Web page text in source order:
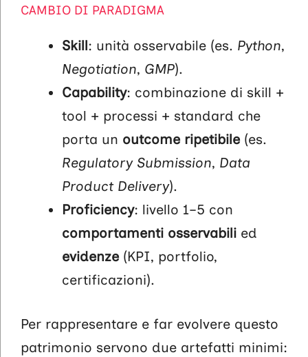
CAMBIO DI PARADIGMA
Skill: unità osservabile (es. Python,
Negotiation, GMP).
Capability: combinazione di skill +
tool + processi + standard che
porta un outcome ripetibile(es.
Regulatory Submission, Data
Product Delivery).
Proficiency: livello 1–5 con
comportamenti osservabili ed
evidenze(KPI, portfolio,
certificazioni).
Per rappresentare e far evolvere questo
patrimonio servono due artefatti minimi: